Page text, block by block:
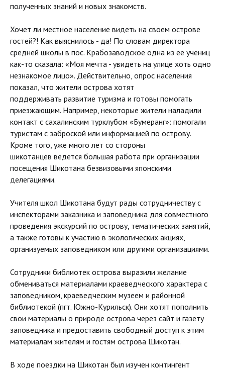
полученных знаний и новых знакомств.
Хочет ли местное население видеть на своем острове
гостей?! Как выяснилось - да! По словам директора
средней школы в пос. Крабозаводское одна из ее учениц
как-то сказала: «Моя мечта - увидеть на улице хоть одно
незнакомое лицо». Действительно, опрос населения
показал, что жители острова хотят
поддерживать развитие туризма и готовы помогать
приезжающим. Например, некоторые жители наладили
контакт с сахалинским турклубом «Бумеранг»: помогали
туристам с заброской или информацией по острову.
Кроме того, уже много лет со стороны
шикотанцев ведется большая работа при организации
посещения Шикотана безвизовыми японскими
делегациями.
Учителя школ Шикотана будут рады сотрудничеству с
инспекторами заказника и заповедника для совместного
проведения экскурсий по острову, тематических занятий,
а также готовы к участию в экологических акциях,
организуемых заповедником или другими организациями.
Сотрудники библиотек острова выразили желание
обмениваться материалами краеведческого характера с
заповедником, краеведческим музеем и районной
библиотекой (пгт. Южно-Курильск). Они хотят пополнить
свои материалы о природе острова через сайт и газету
заповедника и предоставить свободный доступ к этим
материалам жителям и гостям острова Шикотан.
В ходе поездки на Шикотан был изучен контингент